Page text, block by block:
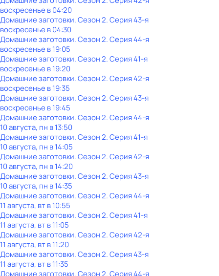
воскресенье в04:20
Домашние заготовки. Сезон 2. Серия 43-я
воскресенье в04:30
Домашние заготовки. Сезон 2. Серия 44-я
воскресенье в19:05
Домашние заготовки. Сезон 2. Серия 41-я
воскресенье в19:20
Домашние заготовки. Сезон 2. Серия 42-я
воскресенье в19:35
Домашние заготовки. Сезон 2. Серия 43-я
воскресенье в19:45
Домашние заготовки. Сезон 2. Серия 44-я
10 августа, пн в 13:50
Домашние заготовки. Сезон 2. Серия 41-я
10 августа, пн в 14:05
Домашние заготовки. Сезон 2. Серия 42-я
10 августа, пн в 14:20
Домашние заготовки. Сезон 2. Серия 43-я
10 августа, пн в 14:35
Домашние заготовки. Сезон 2. Серия 44-я
11 августа, вт в 10:55
Домашние заготовки. Сезон 2. Серия 41-я
11 августа, вт в 11:05
Домашние заготовки. Сезон 2. Серия 42-я
11 августа, вт в 11:20
Домашние заготовки. Сезон 2. Серия 43-я
11 августа, вт в 11:35
Домашние заготовки. Сезон 2. Серия 44-я